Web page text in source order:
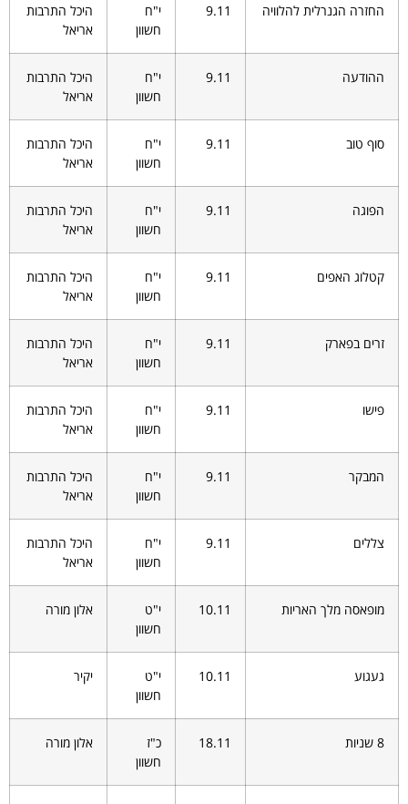
החזרה הגנרלית להלוויה 9.11
י"ח
חשוון
היכל התרבות
אריאל
ההודעה 9.11
י"ח
חשוון
היכל התרבות
אריאל
סוף טוב 9.11
י"ח
חשוון
היכל התרבות
אריאל
הפוגה 9.11
י"ח
חשוון
היכל התרבות
אריאל
קטלוג האפים 9.11
י"ח
חשוון
היכל התרבות
אריאל
זרים בפארק 9.11
י"ח
חשוון
היכל התרבות
אריאל
פישו 9.11
י"ח
חשוון
היכל התרבות
אריאל
המבקר 9.11
י"ח
חשוון
היכל התרבות
אריאל
צללים 9.11
י"ח
חשוון
היכל התרבות
אריאל
מופאסה מלך האריות 10.11
י"ט
חשוון
אלון מורה
געגוע 10.11
י"ט
חשוון
יקיר
8 שניות 18.11
כ"ז
חשוון
אלון מורה